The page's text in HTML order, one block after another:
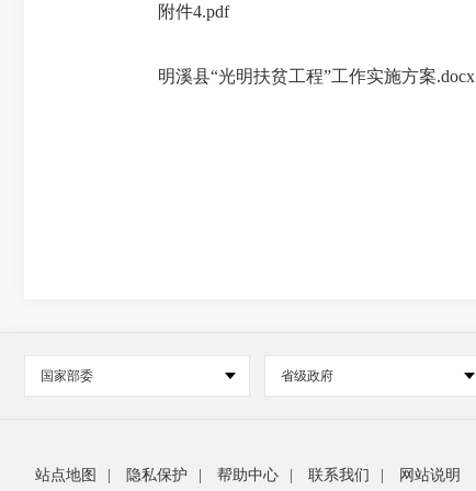
附件4.pdf
明溪县“光明扶贫工程”工作实施方案.docx
国家部委 省级政府
站点地图 隐私保护 帮助中心 联系我们 网站说明